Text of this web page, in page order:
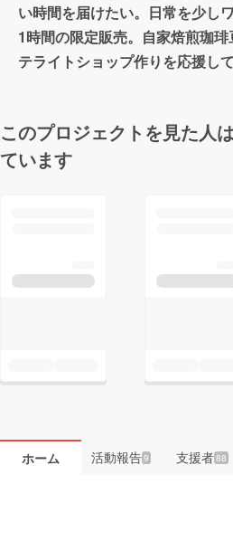
い時間を届けたい。日常を少し
1時間の限定販売。自家焙煎珈
テライトショップ作りを応援し
このプロジェクトを見た人
ています
ホーム 活動報告9 支援者88